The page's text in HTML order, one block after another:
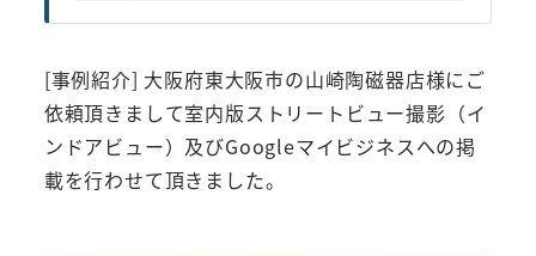
[事例紹介] 大阪府東大阪市の山崎陶磁器店様にご
依頼頂きまして室内版ストリートビュー撮影（イ
ンドアビュー）及びGoogleマイビジネスへの掲
載を行わせて頂きました。